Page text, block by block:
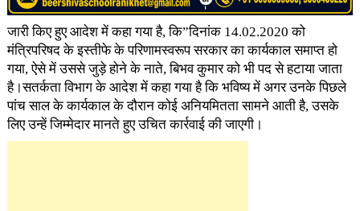
जारी किए हुए आदेश में कहा गया है, कि”दिनांक 14.02.2020 को
मंत्रिपरिषद के इस्तीफे के परिणामस्वरूप सरकार का कार्यकाल समाप्त हो
गया, ऐसे में उससे जुड़े होने के नाते, बिभव कुमार को भी पद से हटाया जाता
है।सतर्कता विभाग के आदेश में कहा गया है कि भविष्य में अगर उनके पिछले
पांच साल के कार्यकाल के दौरान कोई अनियमितता सामने आती है, उसके
लिए उन्हें जिम्मेदार मानते हुए उचित कार्रवाई की जाएगी।